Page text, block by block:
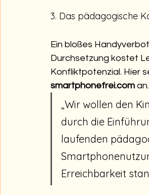
3. Das pädagogische
Ein bloßes
Durchsetzung kostet
Konfliktpotenzial. Hier
smartphonefrei.com an.
„Wir wollen den
durch die
laufenden
Erreichbarkeit